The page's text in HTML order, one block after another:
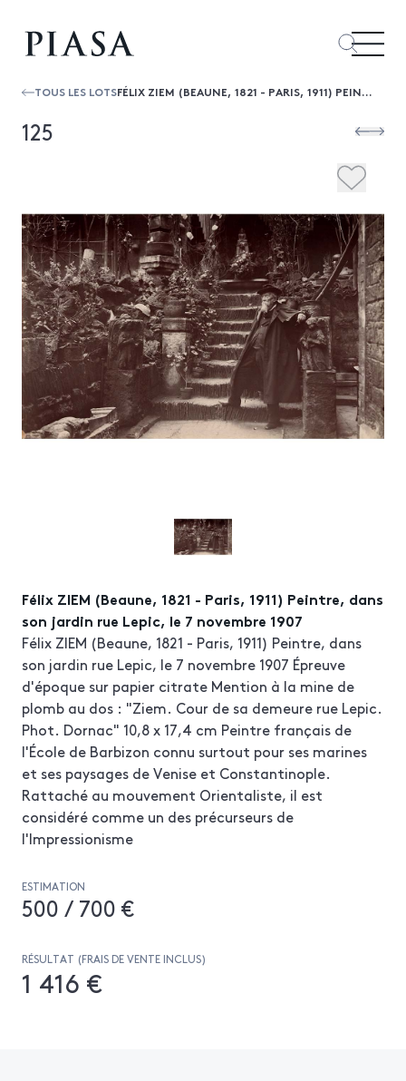
TOUS LES LOTS FÉLIX ZIEM (BEAUNE, 1821 - PARIS, 1911) PEINTRE, DANS SON JARDIN RUE LEPIC, LE 7 NOVEMBRE 1907
125
Félix ZIEM (Beaune, 1821 - Paris, 1911) Peintre, dans
son jardin rue Lepic, le 7 novembre 1907
Félix ZIEM (Beaune, 1821 - Paris, 1911) Peintre, dans
son jardin rue Lepic, le 7 novembre 1907 Épreuve
d'époque sur papier citrate Mention à la mine de
plomb au dos : "Ziem. Cour de sa demeure rue Lepic.
Phot. Dornac" 10,8 x 17,4 cm Peintre français de
l'École de Barbizon connu surtout pour ses marines
et ses paysages de Venise et Constantinople.
Rattaché au mouvement Orientaliste, il est
considéré comme un des précurseurs de
l'Impressionisme
ESTIMATION
500 / 700 €
RÉSULTAT (FRAIS DE VENTE INCLUS)
1 416 €